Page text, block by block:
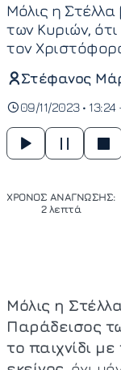
Μόλις η
των Κυριών, ότι
τον
Στέφανος
09/11/2023 • 13:24
ΧΡΟΝΟΣ ΑΝΑΓΝΩΣΗΣ:
2 λεπτά
Μόλις η
Παράδεισος
το παιχνίδι